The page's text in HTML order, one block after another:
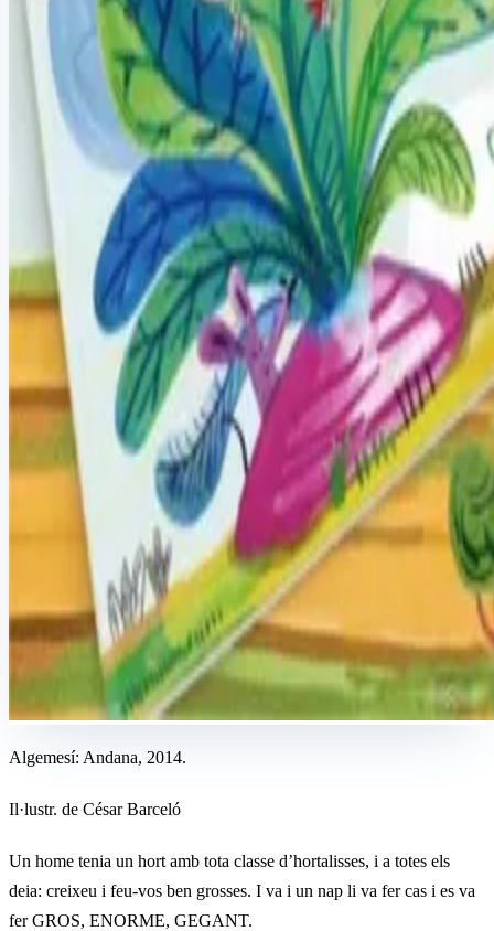
Algemesí: Andana, 2014.
Il·lustr. de César Barceló
Un home tenia un hort amb tota classe d’hortalisses, i a totes els
deia: creixeu i feu-vos ben grosses. I va i un nap li va fer cas i es va
fer GROS, ENORME, GEGANT.